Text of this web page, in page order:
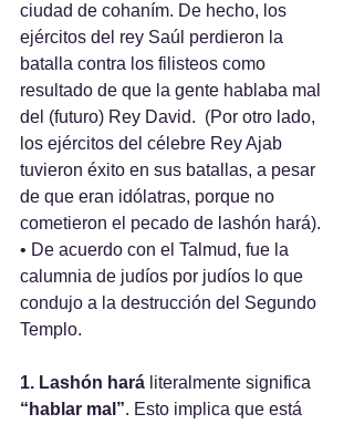
ciudad de cohaním. De hecho, los
ejércitos del rey Saúl perdieron la
batalla contra los filisteos como
resultado de que la gente hablaba mal
del (futuro) Rey David.  (Por otro lado,
los ejércitos del célebre Rey Ajab
tuvieron éxito en sus batallas, a pesar
de que eran idólatras, porque no
cometieron el pecado de lashón hará).
• De acuerdo con el Talmud, fue la
calumnia de judíos por judíos lo que
condujo a la destrucción del Segundo
Templo.
1. Lashón hará literalmente significa
“hablar mal”. Esto implica que está